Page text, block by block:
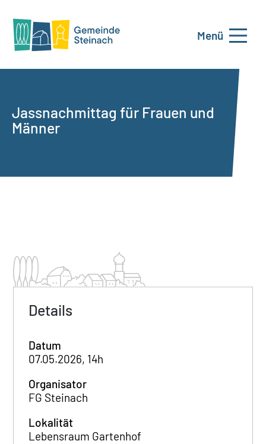
Menü
Jassnachmittag für Frauen und
Männer
Details
Datum
07.05.2026, 14h
Organisator
FG Steinach
Lokalität
Lebensraum Gartenhof